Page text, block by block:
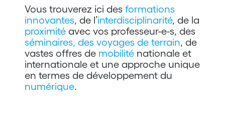
Vous trouverez ici des formations
innovantes, de l’interdisciplinarité, de la
proximitéavec vos professeur-e-s, des
séminaires, desvoyages de terrain, de
vastes offres de mobiliténationale et
internationale et une approche unique
en termes de développement du
numérique.